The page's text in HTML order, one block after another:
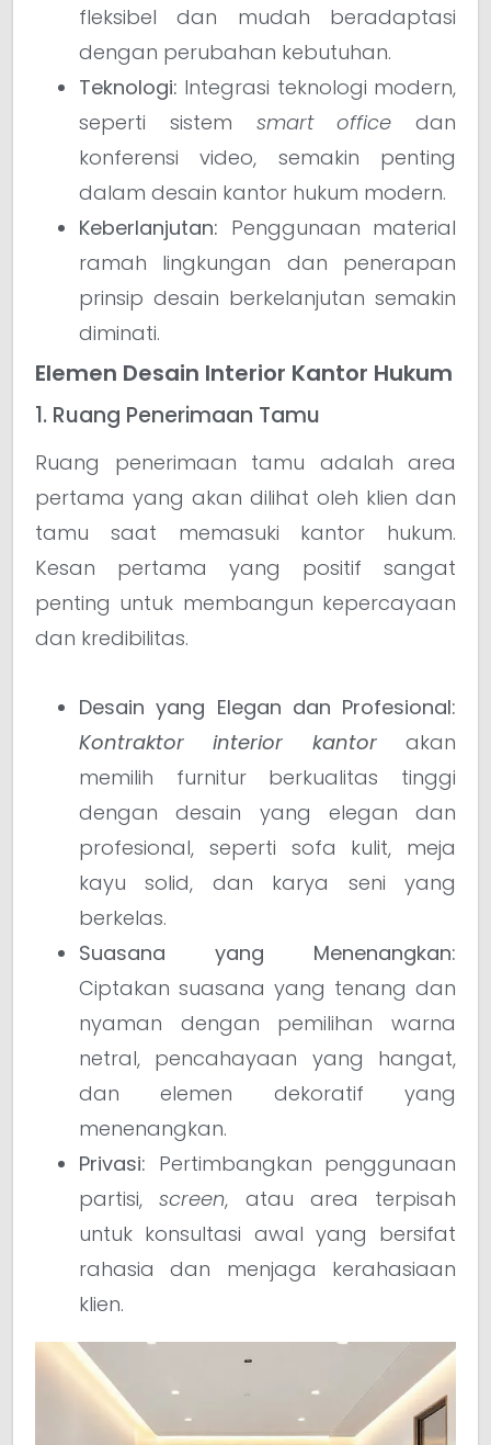
fleksibel dan mudah beradaptasi
dengan perubahan kebutuhan.
Teknologi: Integrasi teknologi modern,
seperti sistem smart office dan
konferensi video, semakin penting
dalam desain kantor hukum modern.
Keberlanjutan: Penggunaan material
ramah lingkungan dan penerapan
prinsip desain berkelanjutan semakin
diminati.
Elemen Desain Interior Kantor Hukum
1. Ruang Penerimaan Tamu
Ruang penerimaan tamu adalah area
pertama yang akan dilihat oleh klien dan
tamu saat memasuki kantor hukum.
Kesan pertama yang positif sangat
penting untuk membangun kepercayaan
dan kredibilitas.
Desain yang Elegan dan Profesional:
Kontraktor interior kantorakan
memilih furnitur berkualitas tinggi
dengan desain yang elegan dan
profesional, seperti sofa kulit, meja
kayu solid, dan karya seni yang
berkelas.
Suasana yang Menenangkan:
Ciptakan suasana yang tenang dan
nyaman dengan pemilihan warna
netral, pencahayaan yang hangat,
dan elemen dekoratif yang
menenangkan.
Privasi: Pertimbangkan penggunaan
partisi,screen, atau area terpisah
untuk konsultasi awal yang bersifat
rahasia dan menjaga kerahasiaan
klien.